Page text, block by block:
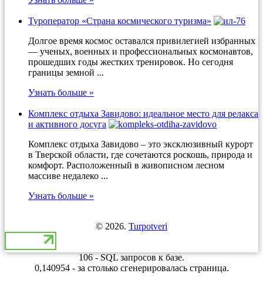
Туроператор «Страна космического туризма»
Долгое время космос оставался привилегией избранных
— ученых, военных и профессиональных космонавтов,
прошедших годы жестких тренировок. Но сегодня
границы земной ...
Узнать больше »
Комплекс отдыха Завидово: идеальное место для релакса
и активного досуга
Комплекс отдыха Завидово – это эксклюзивный курорт
в Тверской области, где сочетаются роскошь, природа и
комфорт. Расположенный в живописном лесном
массиве недалеко ...
Узнать больше »
© 2026. Turpotveri
106 - SQL запросов к базе.
0,140954 - за столько сгенерировалась страница.